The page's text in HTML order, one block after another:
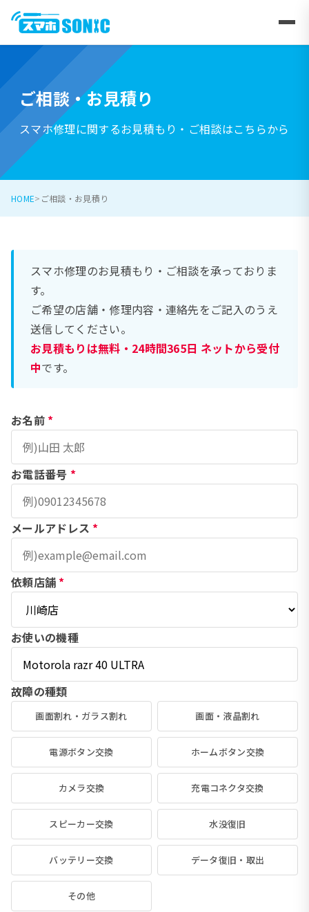
ご相談・お見積り
スマホ修理に関するお見積もり・ご相談はこちらから
HOME ご相談・お見積り
スマホ修理のお見積もり・ご相談を承っておりま
す。
ご希望の店舗・修理内容・連絡先をご記入のうえ
送信してください。
お見積もりは無料・24時間365日 ネットから受付
中です。
お名前 *
お電話番号 *
メールアドレス *
依頼店舗 *
お使いの機種
故障の種類
画面割れ・ガラス割れ 画面・液晶割れ
電源ボタン交換 ホームボタン交換
カメラ交換 充電コネクタ交換
スピーカー交換 水没復旧
バッテリー交換 データ復旧・取出
その他